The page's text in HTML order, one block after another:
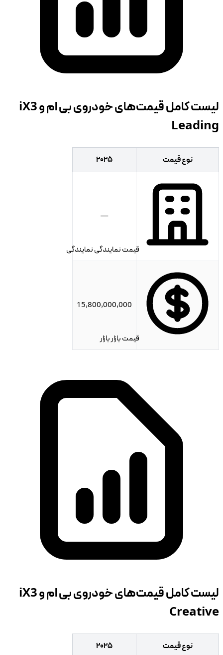
لیست کامل قیمت‌های خودروی بی ام و iX3
Leading
نوع قیمت ۲۰۲۵
قیمت نمایندگینمایندگی
—
قیمت بازاربازار
15,800,000,000
لیست کامل قیمت‌های خودروی بی ام و iX3
Creative
نوع قیمت ۲۰۲۵